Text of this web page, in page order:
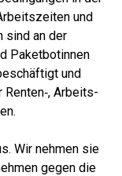
und
sind an der
Paket­bo­tin­nen
und
Renten‑, Arbeits­
Wir neh­men sie
gegen die